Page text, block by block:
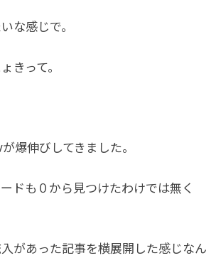
な感じで。
きって。
爆伸びしてきました。
ドも０から見つけたわけでは無く
があった記事を横展開した感じなん